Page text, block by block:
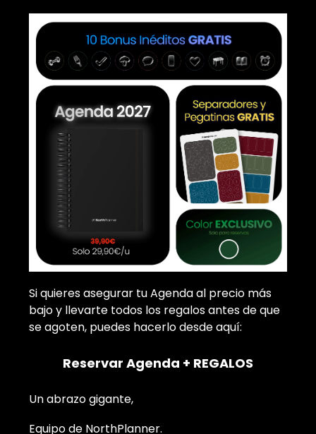
Si quieres asegurar tu Agenda al precio más
bajo y llevarte todos los regalos antes de que
se agoten, puedes hacerlo desde aquí:
Reservar Agenda + REGALOS
Un abrazo gigante,
Equipo de NorthPlanner.